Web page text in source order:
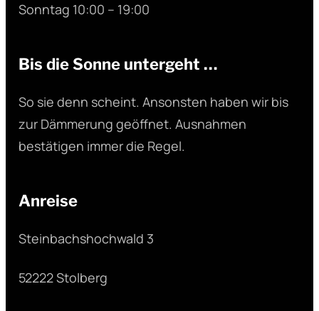
Sonntag 10:00 – 19:00
Bis die Sonne untergeht …
So sie denn scheint. Ansonsten haben wir bis
zur Dämmerung geöffnet. Ausnahmen
bestätigen immer die Regel.
Anreise
Steinbachshochwald 3
52222 Stolberg